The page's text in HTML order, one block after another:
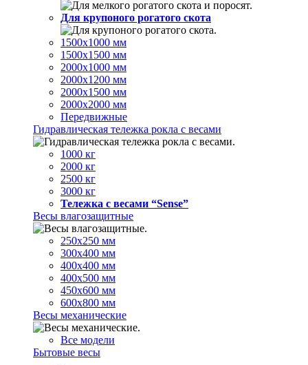
Для крупоного рогатого скота
1500х1000 мм
1500х1500 мм
2000х1000 мм
2000х1200 мм
2000х1500 мм
2000х2000 мм
Передвижные
Гидравлическая тележка рокла с весами
1000 кг
2000 кг
2500 кг
3000 кг
Тележка с весами “Sense”
Весы влагозащитные
250х250 мм
300х400 мм
400х400 мм
400х500 мм
450х600 мм
600х800 мм
Весы механические
Все модели
Бытовые весы